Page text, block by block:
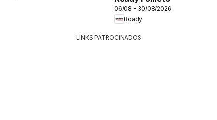
06/08 - 30/08/2026
Roady
LINKS PATROCINADOS